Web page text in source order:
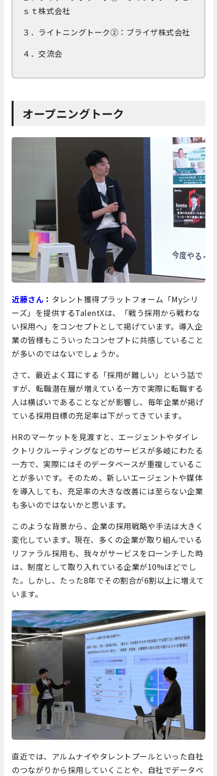
ｓｔ株式会社
３．ライトニングトーク②：ブライザ株式会社
４．交流会
オープニングトーク
近藤さん ： タレント獲得プラットフォーム「Myシリ
ーズ」を提供するTalentXは、「戦う採用から戦わな
い採用へ」をコンセプトとして掲げています。導入企
業の皆様もこういったコンセプトに共感していること
が多いのではないでしょうか。
さて、最近よく耳にする「採用が難しい」という話で
すが、転職潜在層が増えている一方で実際に転職する
人は横ばいであることなどが影響し、毎年企業が掲げ
ている採用目標の充足率は下がってきています。
HRのマーケットを見渡すと、エージェントやダイレ
クトリクルーティングなどのサービスが多岐にわたる
一方で、実際にはそのデータベースが重複しているこ
とが多いです。そのため、新しいエージェントや媒体
を導入しても、充足率の大きな改善には至らない企業
も多いのではないかと思います。
このような背景から、企業の採用戦略や手法は大きく
変化しています。現在、多くの企業が取り組んでいる
リファラル採用も、我々がサービスをローンチした時
は、制度として取り入れている企業が10%ほどでし
た。しかし、たった8年でその割合が6割以上に増えて
います。
直近では、アルムナイやタレントプールといった自社
のつながりから採用していくことや、自社でデータベ